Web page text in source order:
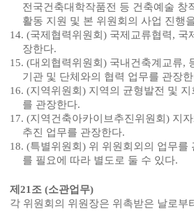
전국건축대학작품전 등 건축예술 창
활동 지원 및 본 위원회의 사업 진행
14. (국제협력위원회) 국제교류협력, 국
장한다.
15. (대외협력위원회) 국내건축계교류,
기관 및 단체와의 협력 업무를 관장
16. (지역위원회) 지역의 균형발전 및
를 관장한다.
17. (지역건축아카이브추진위원회) 지
추진 업무를 관장한다.
18. (특별위원회) 위 위원회외의 업무를
를 필요에 따라 별도로 둘 수 있다.
제21 조(소관업무)
각 위원회의 위원장은 위촉받은 날로부